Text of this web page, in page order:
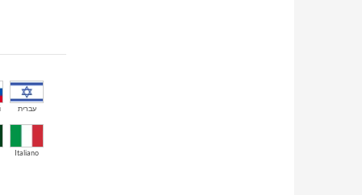
עברית
Italiano